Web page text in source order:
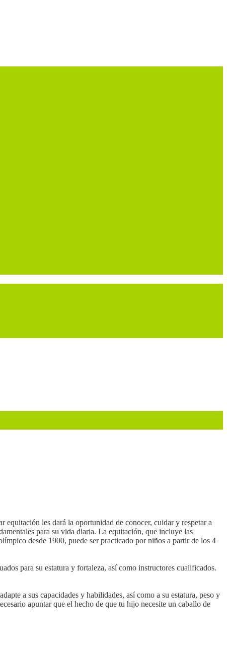
equitación les dará la oportunidad de conocer, cuidar y respetar a
para su vida diaria. La equitación, que incluye las
desde 1900, puede ser practicado por niños a partir de los 4
para su estatura y fortaleza, así como instructores cualificados.
a sus capacidades y habilidades, así como a su estatura, peso y
apuntar que el hecho de que tu hijo necesite un caballo de